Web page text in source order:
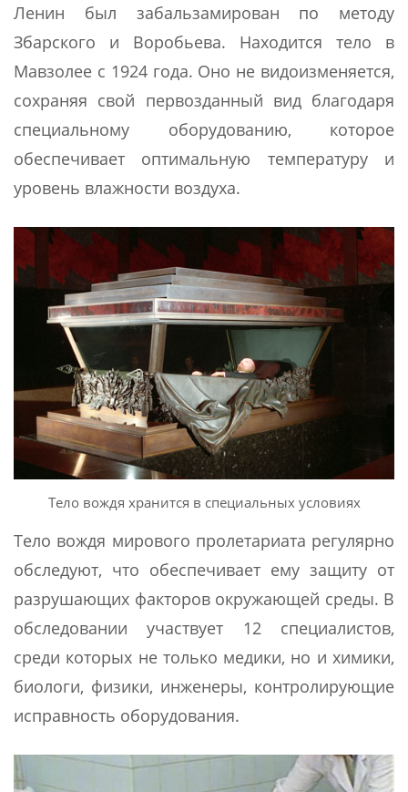
Ленин был забальзамирован по методу
Збарского и Воробьева. Находится тело в
Мавзолее с 1924 года. Оно не видоизменяется,
сохраняя свой первозданный вид благодаря
специальному оборудованию, которое
обеспечивает оптимальную температуру и
уровень влажности воздуха.
Тело вождя хранится в специальных условиях
Тело вождя мирового пролетариата регулярно
обследуют, что обеспечивает ему защиту от
разрушающих факторов окружающей среды. В
обследовании участвует 12 специалистов,
среди которых не только медики, но и химики,
биологи, физики, инженеры, контролирующие
исправность оборудования.